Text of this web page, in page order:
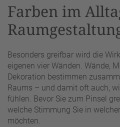
Farben im
Besonders greifbar wird die
eigenen vier Wänden. Wände,
Dekoration bestimmen
Raums – und damit oft auch,
fühlen. Bevor Sie zum Pinsel
welche Stimmung Sie in
möchten.